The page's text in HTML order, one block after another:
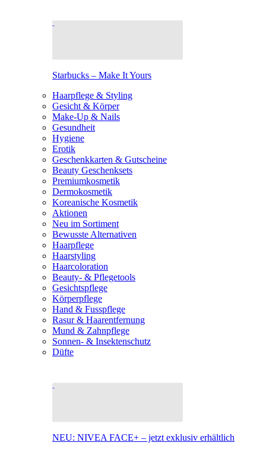
Starbucks – Make It Yours
Haarpflege & Styling
Gesicht & Körper
Make-Up & Nails
Gesundheit
Hygiene
Erotik
Geschenkkarten & Gutscheine
Beauty Geschenksets
Premiumkosmetik
Dermokosmetik
Koreanische Kosmetik
Aktionen
Neu im Sortiment
Bewusste Alternativen
Haarpflege
Haarstyling
Haarcoloration
Beauty- & Pflegetools
Gesichtspflege
Körperpflege
Hand & Fusspflege
Rasur & Haarentfernung
Mund & Zahnpflege
Sonnen- & Insektenschutz
Düfte
NEU: NIVEA FACE+ – jetzt exklusiv erhältlich